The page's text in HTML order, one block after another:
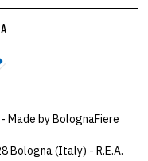
- Made by BolognaFiere
Bologna (Italy) - R.E.A.